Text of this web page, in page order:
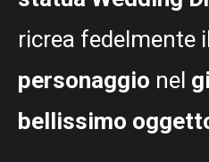
ricrea fedelmente
personaggio nel
bellissimo